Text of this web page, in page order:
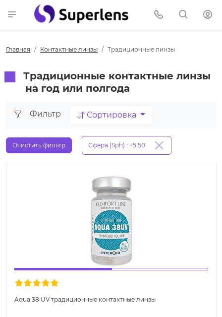
Главная Контактные линзы Традиционные линзы
Традиционные контактные линзы
на год или полгода
Фильтр Сортировка
Очистить фильтр Сфера (Sph) : +5,50
Aqua 38 UV традиционные контактные линзы